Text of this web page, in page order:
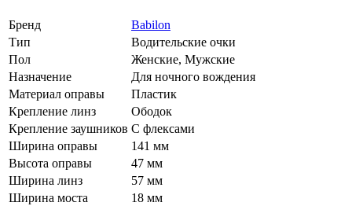
Бренд
Babilon
Тип
Водительские очки
Пол
Женские, Мужские
Назначение
Для ночного вождения
Материал оправы
Пластик
Крепление линз
Ободок
Крепление заушников С флексами
Ширина оправы
141 мм
Высота оправы
47 мм
Ширина линз
57 мм
Ширина моста
18 мм